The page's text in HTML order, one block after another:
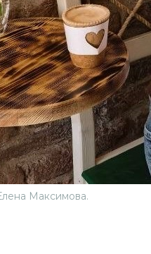
Максимова.